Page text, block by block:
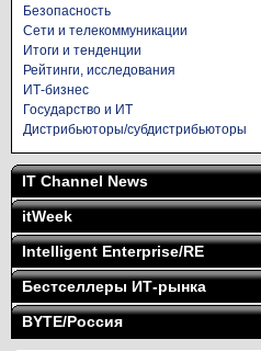
Безопасность
Сети и телекоммуникации
Итоги и тенденции
Рейтинги, исследования
ИТ-бизнес
Государство и ИТ
Дистрибьюторы/субдистрибьюторы
IT Channel News
itWeek
Intelligent Enterprise/RE
Бестселлеры ИТ-рынка
BYTE/Россия